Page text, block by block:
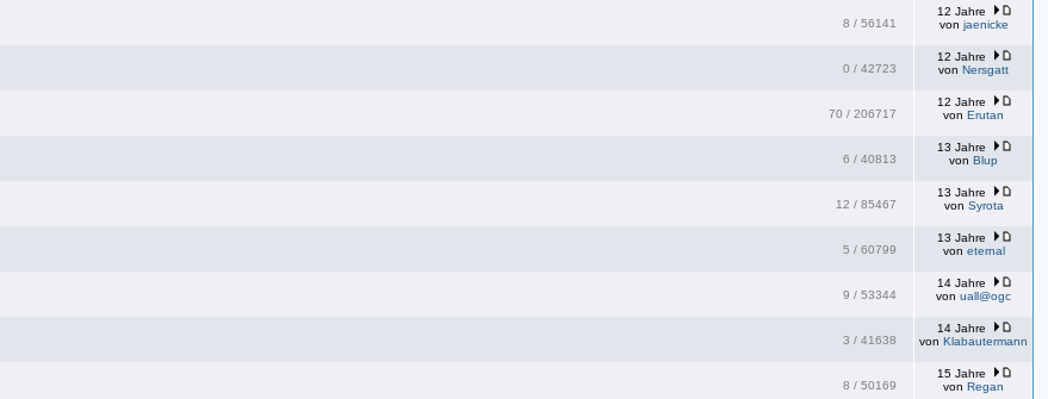
8 / 56141
12 Jahre
von jaenicke
0 / 42723
12 Jahre
von Nersgatt
70 / 206717
12 Jahre
von Erutan
6 / 40813
13 Jahre
von Blup
12 / 85467
13 Jahre
von Syrota
5 / 60799
13 Jahre
von eternal
9 / 53344
14 Jahre
von uall@ogc
3 / 41638
14 Jahre
von Klabautermann
8 / 50169
15 Jahre
von Regan